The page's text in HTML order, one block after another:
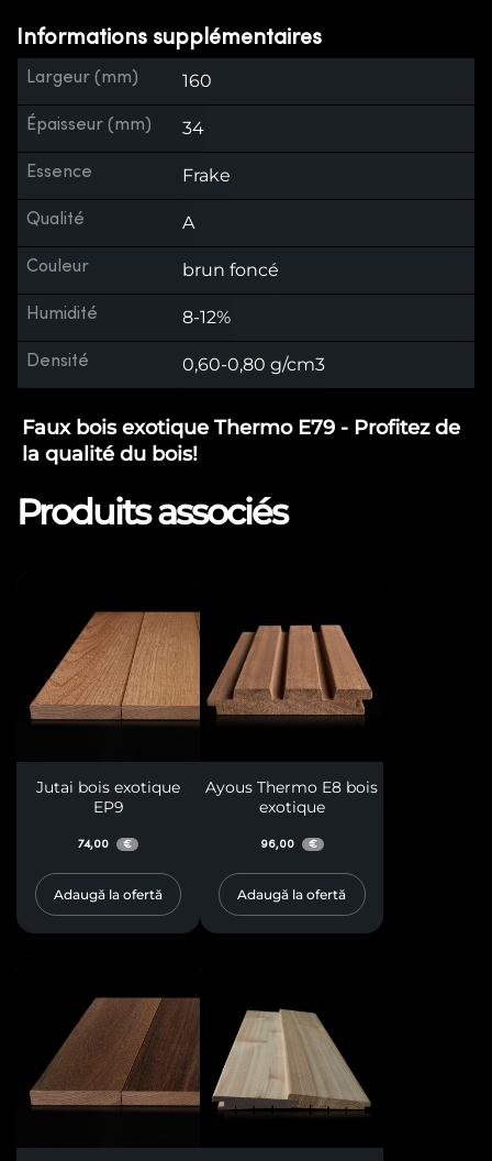
Informations supplémentaires
Largeur (mm) 160
Épaisseur (mm) 34
Essence Frake
Qualité A
Couleur brun foncé
Humidité 8-12%
Densité 0,60-0,80 g/cm3
Faux bois exotique Thermo E79 - Profitez de
la qualité du bois!
Produits associés
Jutai bois exotique
EP9
74,00 €
Adaugă la ofertă
Ayous Thermo E8 bois
exotique
96,00 €
Adaugă la ofertă